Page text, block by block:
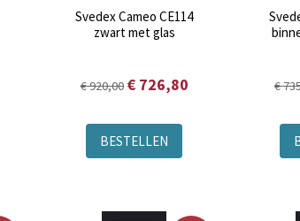
Svedex Cameo CE114
zwart met glas
€ 920,00 € 726,80
BESTELLEN
€